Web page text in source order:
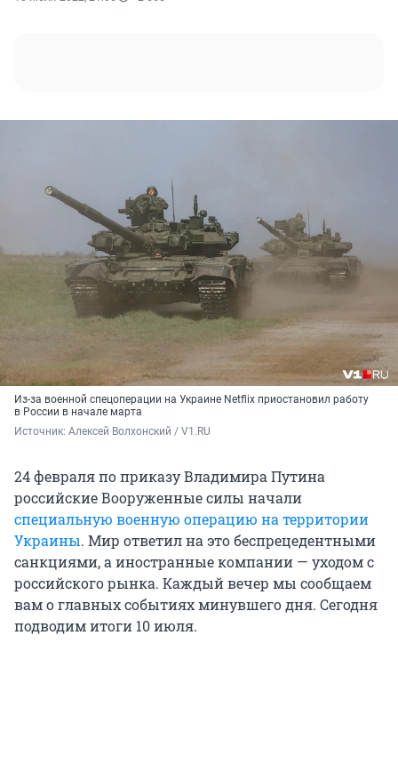
Из-за военной спецоперации на Украине Netflix приостановил работу
в России в начале марта
Источник: Алексей Волхонский / V1.RU
24 февраля по приказу Владимира Путина
российские Вооруженные силы начали
специальную военную операцию на территории
Украины. Мир ответил на это беспрецедентными
санкциями, а иностранные компании — уходом с
российского рынка. Каждый вечер мы сообщаем
вам о главных событиях минувшего дня. Сегодня
подводим итоги 10 июля.